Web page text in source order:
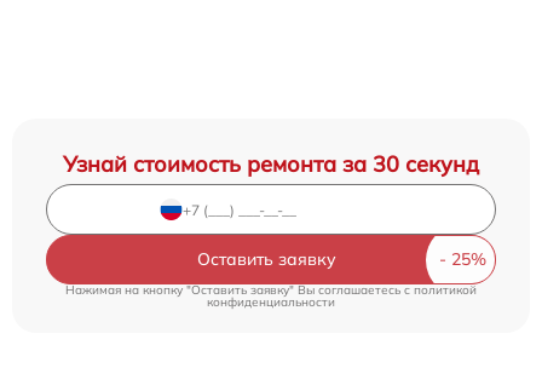
Узнай стоимость ремонта за 30 секунд
Оставить заявку
Нажимая на кнопку "Оставить заявку" Вы соглашаетесь c политикой
конфиденциальности